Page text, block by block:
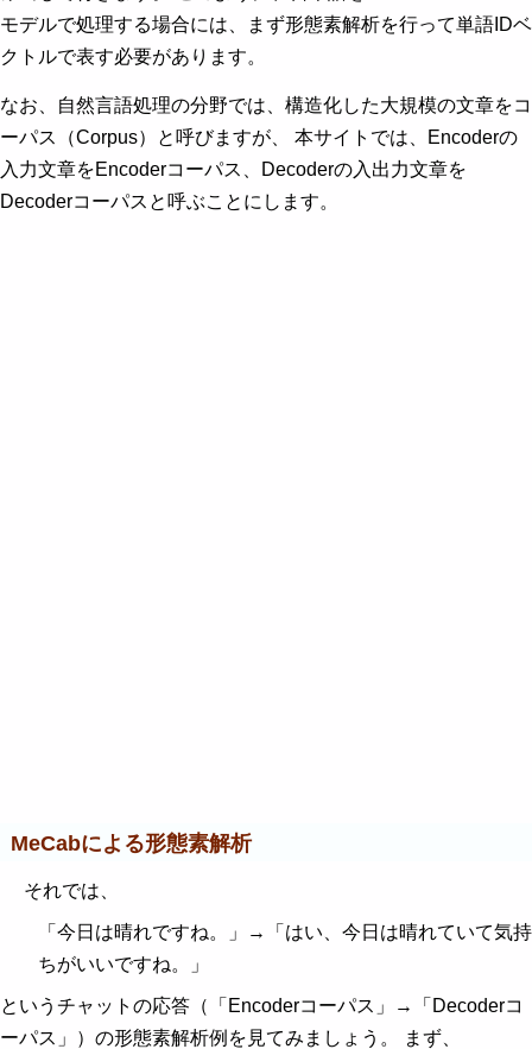
モデルで処理する場合には、まず形態素解析を行って単語IDベ
クトルで表す必要があります。
なお、自然言語処理の分野では、構造化した大規模の文章をコ
ーパス（Corpus）と呼びますが、 本サイトでは、Encoderの
入力文章をEncoderコーパス、Decoderの入出力文章を
Decoderコーパスと呼ぶことにします。
MeCabによる形態素解析
それでは、
「今日は晴れですね。」→「はい、今日は晴れていて気持
ちがいいですね。」
というチャットの応答（「Encoderコーパス」→「Decoderコ
ーパス」）の形態素解析例を見てみましょう。 まず、